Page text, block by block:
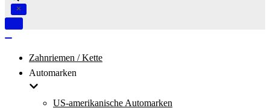
Navigation
Zahnriemen / Kette
Automarken
US-amerikanische Automarken